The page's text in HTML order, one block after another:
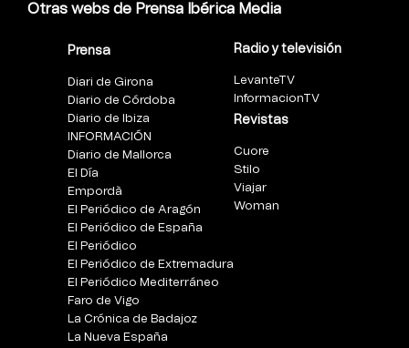
Otras webs de Prensa Ibérica Media
Prensa
Diari de Girona
Diario de Córdoba
Diario de Ibiza
INFORMACIÓN
Diario de Mallorca
El Día
Empordà
El Periódico de Aragón
El Periódico de España
El Periódico
El Periódico de Extremadura
El Periódico Mediterráneo
Faro de Vigo
La Crónica de Badajoz
La Nueva España
Radio y televisión
LevanteTV
InformacionTV
Revistas
Cuore
Stilo
Viajar
Woman